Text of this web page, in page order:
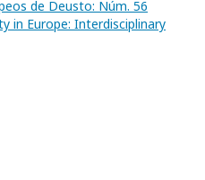
de Deusto: Núm. 56
in Europe: Interdisciplinary